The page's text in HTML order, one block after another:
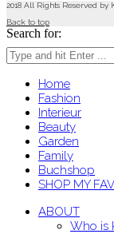
2018 All Rights Reserved by
Back to top
Search for:
Home
Fashion
Interieur
Beauty
Garden
Family
Buchshop
SHOP MY
ABOUT
Who is